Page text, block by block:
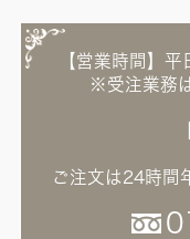
【営業時間】
※受注業務
ご注文は24時間